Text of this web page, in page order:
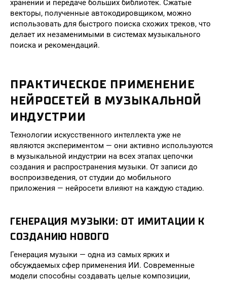
хранении и передаче больших библиотек. Сжатые
векторы, полученные автокодировщиком, можно
использовать для быстрого поиска схожих треков, что
делает их незаменимыми в системах музыкального
поиска и рекомендаций.
ПРАКТИЧЕСКОЕ ПРИМЕНЕНИЕ
НЕЙРОСЕТЕЙ В МУЗЫКАЛЬНОЙ
ИНДУСТРИИ
Технологии искусственного интеллекта уже не
являются экспериментом — они активно используются
в музыкальной индустрии на всех этапах цепочки
создания и распространения музыки. От записи до
воспроизведения, от студии до мобильного
приложения — нейросети влияют на каждую стадию.
ГЕНЕРАЦИЯ МУЗЫКИ: ОТ ИМИТАЦИИ К
СОЗДАНИЮ НОВОГО
Генерация музыки — одна из самых ярких и
обсуждаемых сфер применения ИИ. Современные
модели способны создавать целые композиции,